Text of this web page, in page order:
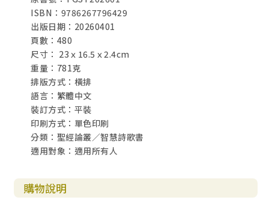
1. 哀歌 167
2. 感恩詩 175
3. 哀歌結合感恩詩：以詩篇22 篇為例 177
4. 讚美詩 187
5. 君王詩、登基詩與錫安詩 201
6. 詛咒詩 209
7. 信靠詩 212
8. 智慧詩 220
9. 上行之詩 238
詩篇問題與討論 246
前言 250
1. 箴言的結構 250
ISBN：9786267796429
出版日期：20260401
頁數：480
尺寸： 23ｘ16.5ｘ2.4cm
重量：781克
排版方式：橫排
語言：繁體中文
裝訂方式：平裝
印刷方式：單色印刷
分類：聖經論叢／智慧詩歌書
適用對象：適用所有人
購物說明